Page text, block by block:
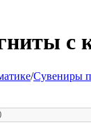
с
/Cувениры